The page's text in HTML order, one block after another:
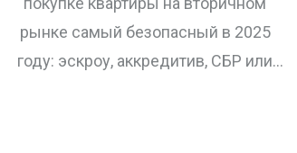
сравнение аккредитива,
эскроу и других методов
рынке самый безопасный в 2025
году: эскроу, аккредитив, СБР или